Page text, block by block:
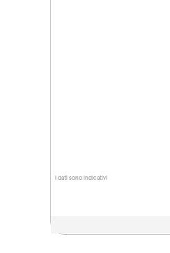
I dati sono indicativi